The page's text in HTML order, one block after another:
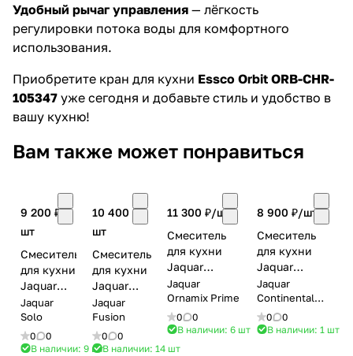
Удобный рычаг управления — лёгкость
регулировки потока воды для комфортного
использования.
Приобретите кран для кухни Essco Orbit ORB-CHR-
105347 уже сегодня и добавьте стиль и удобство в
вашу кухню!
Вам также может понравиться
9 200 ₽/
шт
Смеситель
для кухни
Jaquar
Solo SOL-
CHR-
6319B
Хром
Jaquar
Solo
0
0
В наличии: 9 шт
10 400 ₽/
шт
Смеситель
для кухни
Jaquar
Fusion
FUS-CHR-
29163
Хром
Jaquar
Fusion
0
0
В наличии: 14 шт
11 300 ₽/шт
Смеситель
для кухни
Jaquar
Ornamix
Prime ORP-
CHR-
10173BPM
Хром
Jaquar
Ornamix Prime
0
0
В наличии: 6 шт
8 900 ₽/шт
Смеситель
для кухни
Jaquar
Continental
Prime COP-
CHR-179BPM
Хром
Jaquar
Continental
Prime
0
0
В наличии: 1 шт